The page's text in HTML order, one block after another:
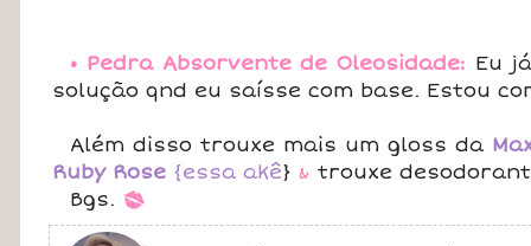
• Pedra Absorvente de Oleosidade: Eu
solução qnd eu saísse com base. Estou
Além disso trouxe mais um gloss da
Ruby Rose {essa akê} & trouxe
Bgs. *